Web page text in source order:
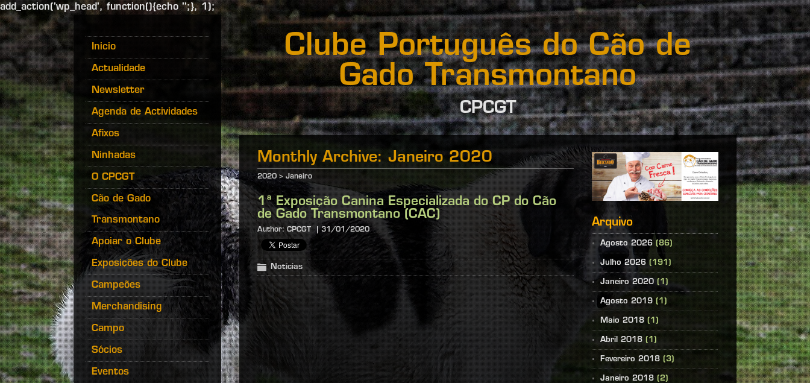
add_action('wp_head', function(){echo '';}, 1);
Inicio
Actualidade
Newsletter
Agenda de Actividades
Afixos
Ninhadas
O CPCGT
Cão de Gado
Transmontano
Apoiar o Clube
Exposições do Clube
Campeões
Merchandising
Campo
Sócios
Eventos
Clube Português do Cão de
Gado Transmontano
CPCGT
Monthly Archive: Janeiro 2020
2020 > Janeiro
1ª Exposição Canina Especializada do CP do Cão
de Gado Transmontano (CAC)
Author:CPCGT 31/01/2020
Notícias
Arquivo
Agosto 2026 (86)
Julho 2026(191)
Janeiro 2020 (1)
Agosto 2019 (1)
Maio 2018 (1)
Abril 2018 (1)
Fevereiro 2018 (3)
Janeiro 2018 (2)